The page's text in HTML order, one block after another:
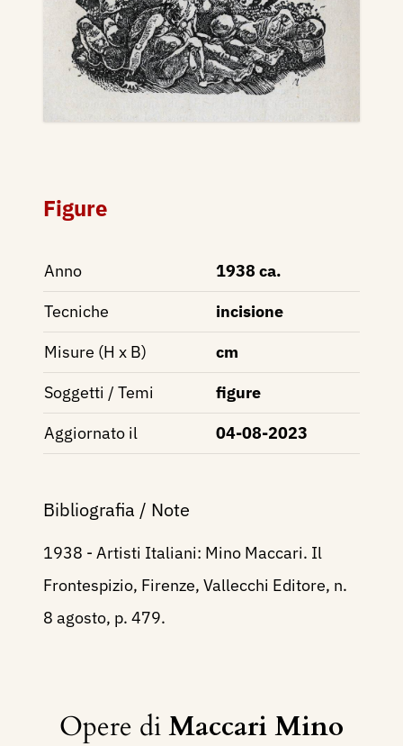
Figure
Anno
1938 ca.
Tecniche
incisione
Misure (H x B)
cm
Soggetti / Temi
figure
Aggiornato il
04-08-2023
Bibliografia / Note
1938 - Artisti Italiani: Mino Maccari. Il
Frontespizio, Firenze, Vallecchi Editore, n.
8 agosto, p. 479.
Opere diMaccari Mino